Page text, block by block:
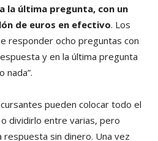
la última pregunta, con un
de euros en efectivo. Los
responder ocho preguntas con
y en la última pregunta
nada”.
pueden colocar todo el
dividirlo entre varias, pero
sin dinero. Una vez